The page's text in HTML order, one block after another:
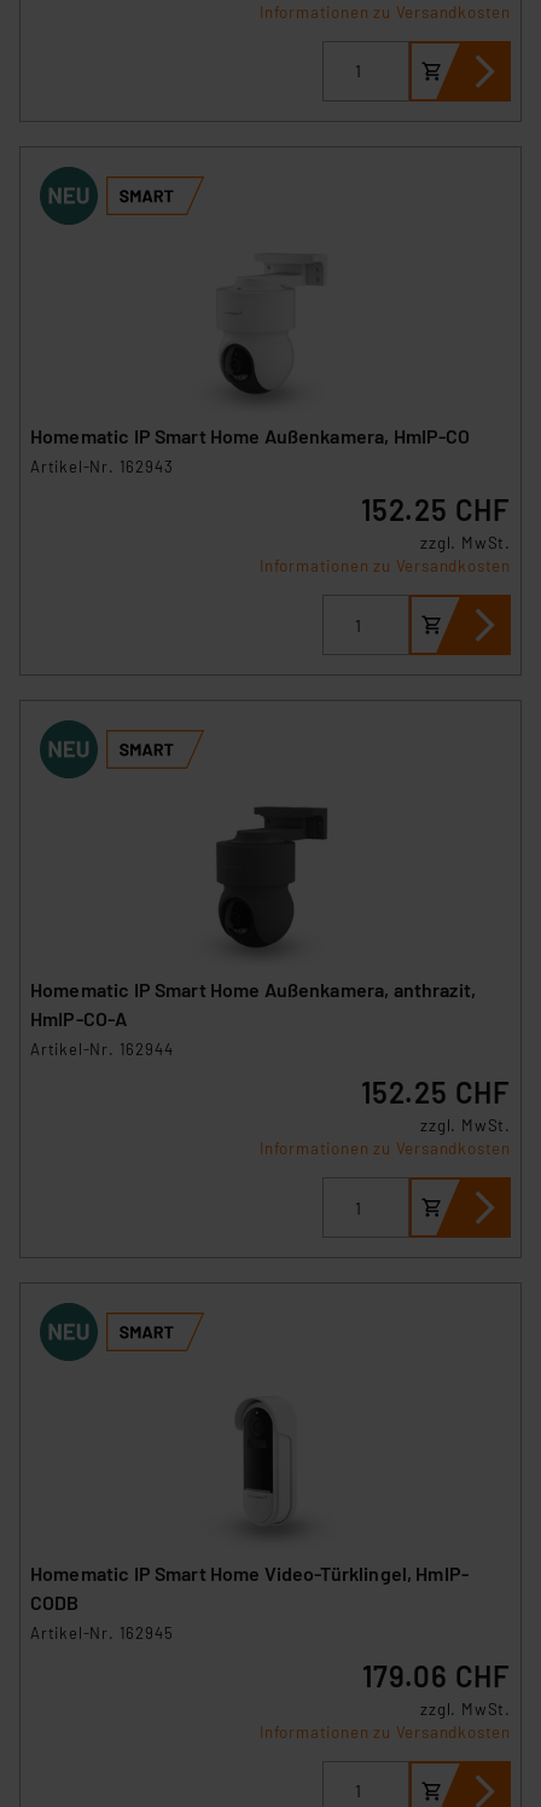
Informationen zu Versandkosten
Homematic IP Smart Home Außenkamera, HmIP-CO
Artikel-Nr. 162943
152.25 CHF
zzgl. MwSt.
Informationen zu Versandkosten
Homematic IP Smart Home Außenkamera, anthrazit,
HmIP-CO-A
Artikel-Nr. 162944
152.25 CHF
zzgl. MwSt.
Informationen zu Versandkosten
Homematic IP Smart Home Video-Türklingel, HmIP-
CODB
Artikel-Nr. 162945
179.06 CHF
zzgl. MwSt.
Informationen zu Versandkosten